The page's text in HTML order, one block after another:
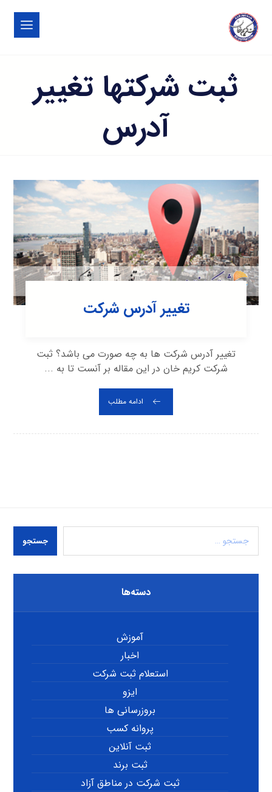
ثبت شرکتها تغییر
آدرس
تغییر آدرس شرکت
تغییر آدرس شرکت ها به چه صورت می باشد؟ ثبت
شرکت کریم خان در این مقاله بر آنست تا به ...
ادامه مطلب
جستجو
دسته‌ها
آموزش
اخبار
استعلام ثبت شرکت
ایزو
بروزرسانی ها
پروانه کسب
ثبت آنلاین
ثبت برند
ثبت شرکت در مناطق آزاد